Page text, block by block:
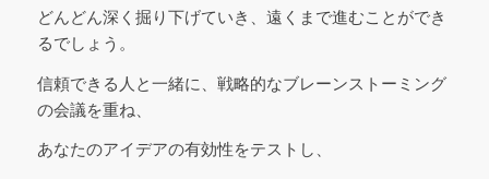
どんどん深く掘り下げていき、遠くまで進むことができ
るでしょう。
信頼できる人と一緒に、戦略的なブレーンストーミング
の会議を重ね、
あなたのアイデアの有効性をテストし、